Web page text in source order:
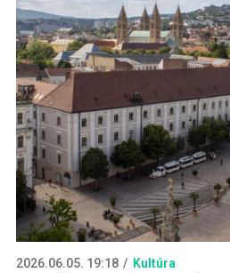
2026.06.05. 19:18 Kultúra